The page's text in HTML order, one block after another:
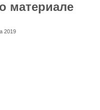
материале
2019